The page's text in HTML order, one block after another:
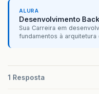
ALURA
Desenvolvimento
Sua Carreira em
fundamentos à arquitetura
1 Resposta